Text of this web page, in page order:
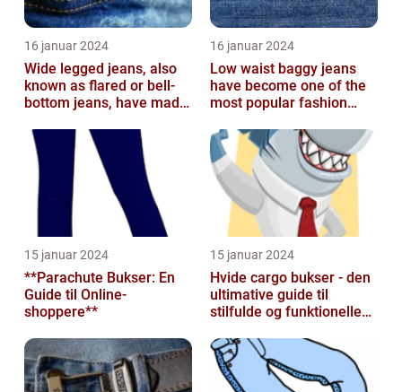
16 januar 2024
Wide legged jeans, also
known as flared or bell-
bottom jeans, have made
fash...
16 januar 2024
Low waist baggy jeans
have become one of the
most popular fashion
15 januar 2024
**Parachute Bukser: En
Guide til Online-
shoppere**
15 januar 2024
Hvide cargo bukser - den
ultimative guide til
stilfulde og funktionelle